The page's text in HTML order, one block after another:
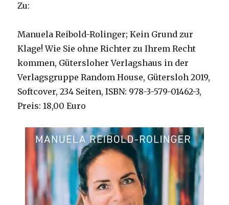
Zu:
Manuela Reibold-Rolinger; Kein Grund zur
Klage! Wie Sie ohne Richter zu Ihrem Recht
kommen, Gütersloher Verlagshaus in der
Verlagsgruppe Random House, Gütersloh 2019,
Softcover, 234 Seiten, ISBN: 978-3-579-01462-3,
Preis: 18,00 Euro